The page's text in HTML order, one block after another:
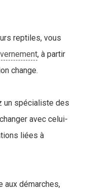
reptiles, vous
, à partir
change.
un spécialiste des
avec celui-
liées à
aux démarches,